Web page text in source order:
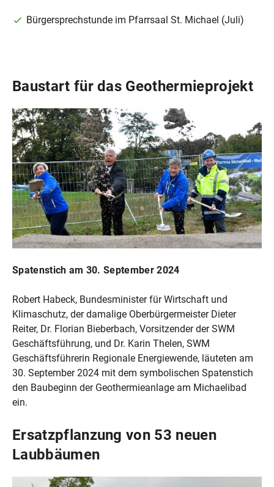
Bürgersprechstunde im Pfarrsaal St. Michael (Juli)
Baustart für das Geothermieprojekt
Spatenstich am 30. September 2024
Robert Habeck, Bundesminister für Wirtschaft und
Klimaschutz, der damalige Oberbürgermeister Dieter
Reiter, Dr. Florian Bieberbach, Vorsitzender der SWM
Geschäftsführung, und Dr. Karin Thelen, SWM
Geschäftsführerin Regionale Energiewende, läuteten am
30. September 2024 mit dem symbolischen Spatenstich
den Baubeginn der Geothermieanlage am Michaelibad
ein.
Ersatzpflanzung von 53 neuen
Laubbäumen